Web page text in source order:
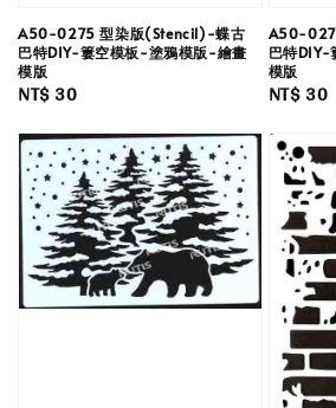
A50-0275 型染版(Stencil)-蝶古
巴特DIY-簍空模板-塗鴉模版-繪畫
模版
Regular
NT$ 30
A50-
巴特DIY-
模版
Regular
NT$ 30